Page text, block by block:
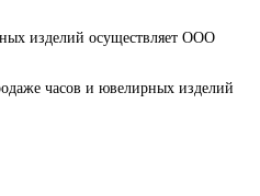
изделий осуществляет ООО
часов и ювелирных изделий